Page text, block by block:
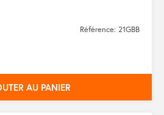
Référence: 21GBB
AU PANIER